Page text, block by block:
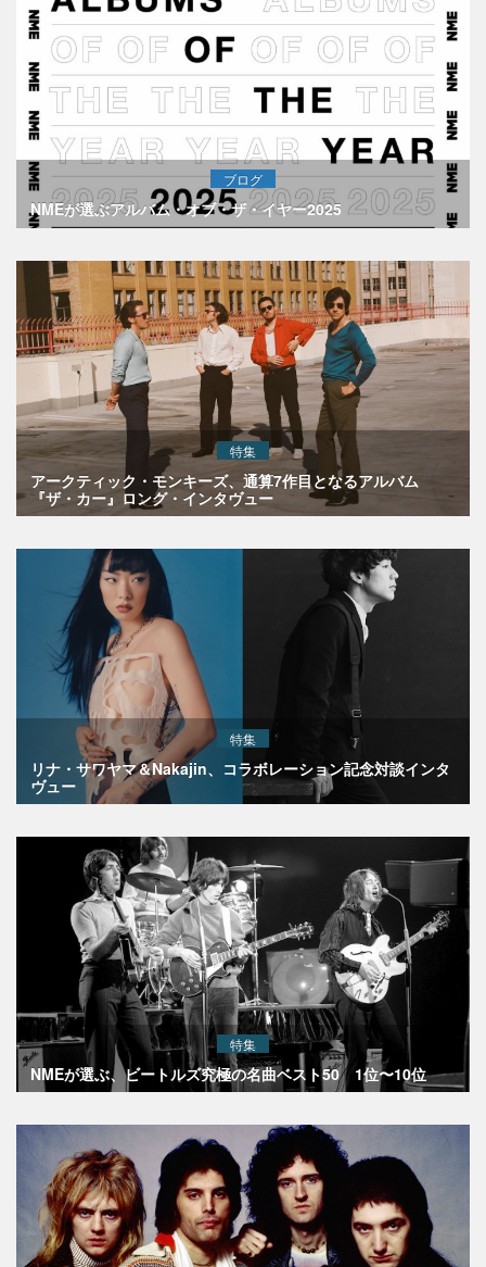
ブログ
NMEが選ぶアルバム・オブ・ザ・イヤー2025
特集
アークティック・モンキーズ、通算7作目となるアルバム
『ザ・カー』ロング・インタヴュー
特集
リナ・サワヤマ＆Nakajin、コラボレーション記念対談インタ
ヴュー
特集
NMEが選ぶ、ビートルズ究極の名曲ベスト50 1位〜10位